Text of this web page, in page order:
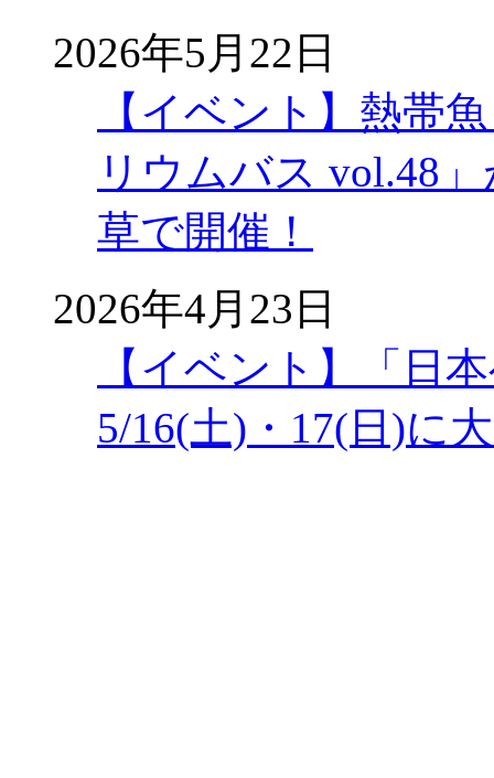
2026年5月22日
【イベント】熱帯
リウムバス vol.48
草で開催！
2026年4月23日
【イベント】「日
5/16(土)・17(日)に